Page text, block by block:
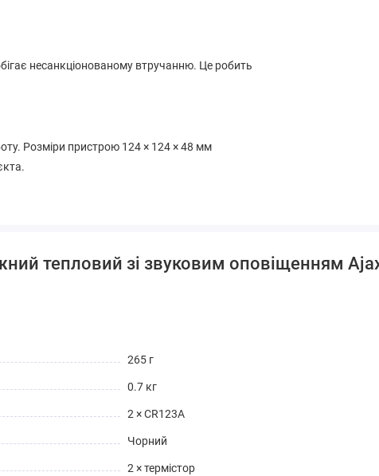
несанкціонованому втручанню. Це робить
Розміри пристрою 124 × 124 × 48 мм
тепловий зі звуковим оповіщенням
265 г
0.7 кг
2 × CR123A
Чорний
2 × термістор